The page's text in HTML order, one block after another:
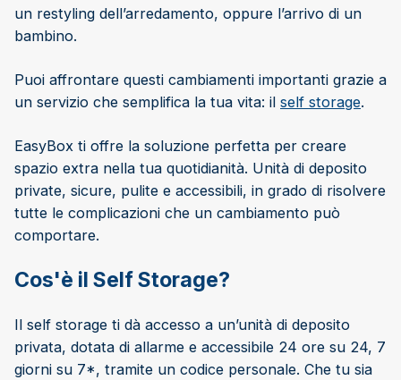
un restyling dell’arredamento, oppure l’arrivo di un
bambino.
Puoi affrontare questi cambiamenti importanti grazie a
un servizio che semplifica la tua vita: il self storage.
EasyBox ti offre la soluzione perfetta per creare
spazio extra nella tua quotidianità. Unità di deposito
private, sicure, pulite e accessibili, in grado di risolvere
tutte le complicazioni che un cambiamento può
comportare.
Cos'è il Self Storage?
Il self storage ti dà accesso a un’unità di deposito
privata, dotata di allarme e accessibile 24 ore su 24, 7
giorni su 7*, tramite un codice personale. Che tu sia